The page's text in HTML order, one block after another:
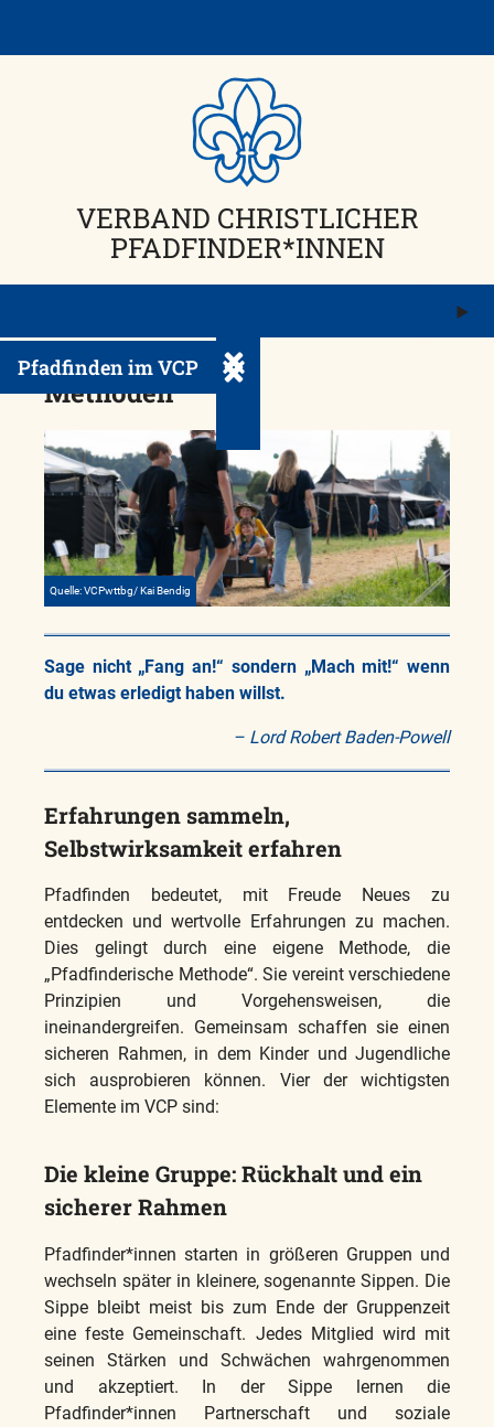
VERBAND CHRISTLICHER
PFADFINDER*INNEN
Pfadfinden im VCP Untermenü ein-/ausklappen
Methoden
Quelle: VCPwttbg/ Kai Bendig
Sage nicht „Fang an!“ sondern „Mach mit!“ wenn
du etwas erledigt haben willst.
– Lord Robert Baden-Powell
Erfahrungen sammeln,
Selbstwirksamkeit erfahren
Pfadfinden bedeutet, mit Freude Neues zu
entdecken und wertvolle Erfahrungen zu machen.
Dies gelingt durch eine eigene Methode, die
„Pfadfinderische Methode“. Sie vereint verschiedene
Prinzipien und Vorgehensweisen, die
ineinandergreifen. Gemeinsam schaffen sie einen
sicheren Rahmen, in dem Kinder und Jugendliche
sich ausprobieren können. Vier der wichtigsten
Elemente im VCP sind:
Die kleine Gruppe: Rückhalt und ein
sicherer Rahmen
Pfadfinder*innen starten in größeren Gruppen und
wechseln später in kleinere, sogenannte Sippen. Die
Sippe bleibt meist bis zum Ende der Gruppenzeit
eine feste Gemeinschaft. Jedes Mitglied wird mit
seinen Stärken und Schwächen wahrgenommen
und akzeptiert. In der Sippe lernen die
Pfadfinder*innen Partnerschaft und soziale